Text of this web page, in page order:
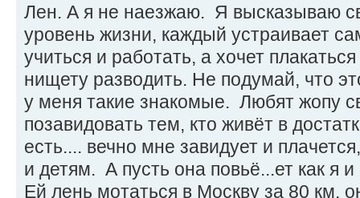
Лен. А я не наезжаю. Я высказываю
уровень жизни, каждый устраивает
учиться и работать, а хочет
нищету разводить. Не подумай, что
у меня такие знакомые. Любят жопу
позавидовать тем, кто живёт в
есть.... вечно мне завидует и
и детям. А пусть она повьё...ет как я
Ей лень мотаться в Москву за 80 км,